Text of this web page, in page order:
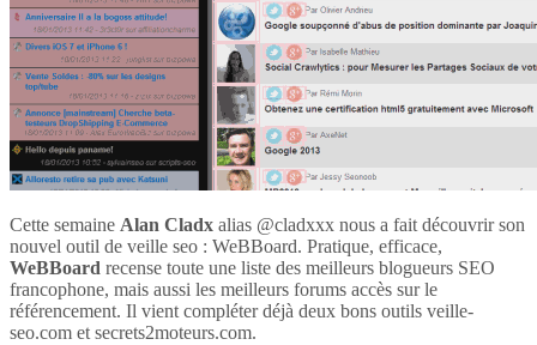
Cette semaine Alan Cladx alias @cladxxx nous a fait découvrir son
nouvel outil de veille seo : WeBBoard. Pratique, efficace,
WeBBoard recense toute une liste des meilleurs blogueurs SEO
francophone, mais aussi les meilleurs forums accès sur le
référencement. Il vient compléter déjà deux bons outils veille-
seo.com et secrets2moteurs.com.